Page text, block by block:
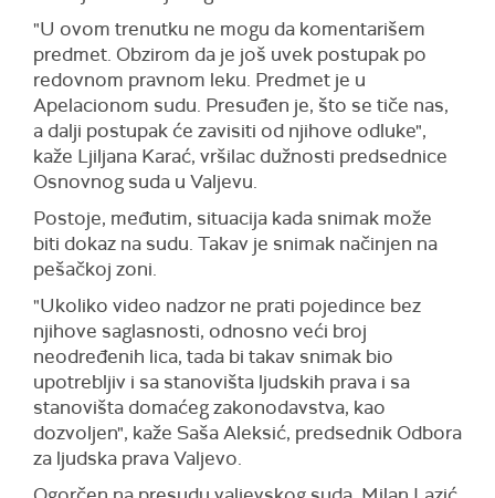
"U ovom trenutku ne mogu da komentarišem
predmet. Obzirom da je još uvek postupak po
redovnom pravnom leku. Predmet je u
Apelacionom sudu. Presuđen je, što se tiče nas,
a dalji postupak će zavisiti od njihove odluke",
kaže Ljiljana Karać, vršilac dužnosti predsednice
Osnovnog suda u Valjevu.
Postoje, međutim, situacija kada snimak može
biti dokaz na sudu. Takav je snimak načinjen na
pešačkoj zoni.
"Ukoliko video nadzor ne prati pojedince bez
njihove saglasnosti, odnosno veći broj
neodređenih lica, tada bi takav snimak bio
upotrebljiv i sa stanovišta ljudskih prava i sa
stanovišta domaćeg zakonodavstva, kao
dozvoljen", kaže Saša Aleksić, predsednik Odbora
za ljudska prava Valjevo.